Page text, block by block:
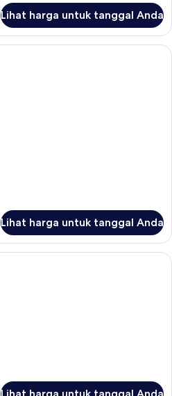
Lihat harga untuk tanggal Anda
Kamar Deluks | Seprai premium,
Lihat harga untuk tanggal Anda
Kamar Superior | Seprai premium,